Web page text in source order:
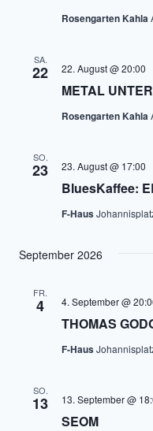
Rosengarten Kahla
SA.
22
METAL
22. August @ 20:00
Rosengarten Kahla
SO.
23
BluesKaffee:
23. August @ 17:00
F-Haus
September 2026
FR.
4
THOMAS
4. September @
F-Haus
SO.
13
SEOM
13. September @